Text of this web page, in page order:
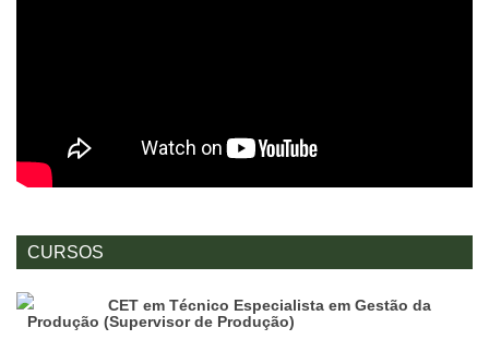
CURSOS
CET em Técnico Especialista em Gestão da
Produção (Supervisor de Produção)